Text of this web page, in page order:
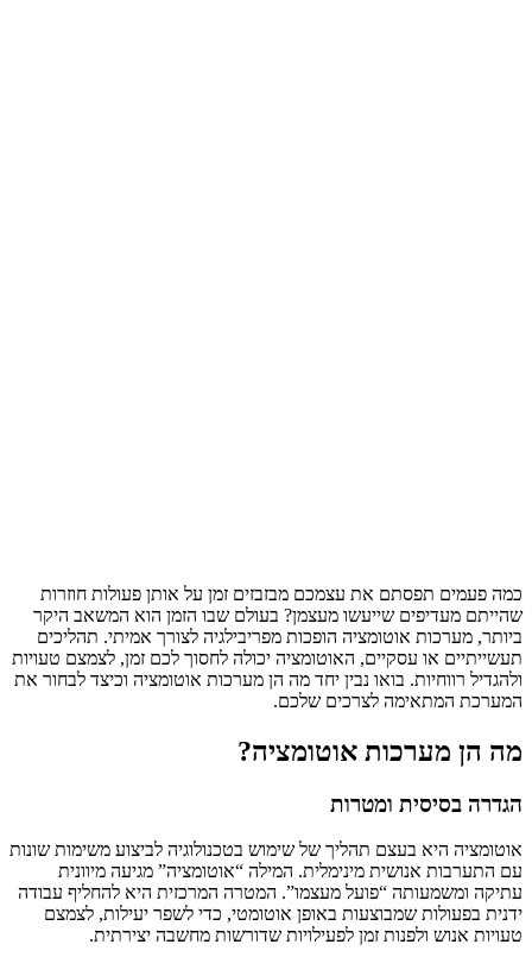
כמה פעמים תפסתם את עצמכם מבזבזים זמן על אותן פעולות חוזרות
שהייתם מעדיפים שייעשו מעצמן? בעולם שבו הזמן הוא המשאב היקר
ביותר, מערכות אוטומציה הופכות מפריבילגיה לצורך אמיתי. תהליכים
תעשייתיים או עסקיים, האוטומציה יכולה לחסוך לכם זמן, לצמצם טעויות
ולהגדיל רווחיות. בואו נבין יחד מה הן מערכות אוטומציה וכיצד לבחור את
המערכת המתאימה לצרכים שלכם.
מה הן מערכות אוטומציה?
הגדרה בסיסית ומטרות
אוטומציה היא בעצם תהליך של שימוש בטכנולוגיה לביצוע משימות שונות
עם התערבות אנושית מינימלית. המילה “אוטומציה” מגיעה מיוונית
עתיקה ומשמעותה “פועל מעצמו”. המטרה המרכזית היא להחליף עבודה
ידנית בפעולות שמבוצעות באופן אוטומטי, כדי לשפר יעילות, לצמצם
טעויות אנוש ולפנות זמן לפעילויות שדורשות מחשבה יצירתית.